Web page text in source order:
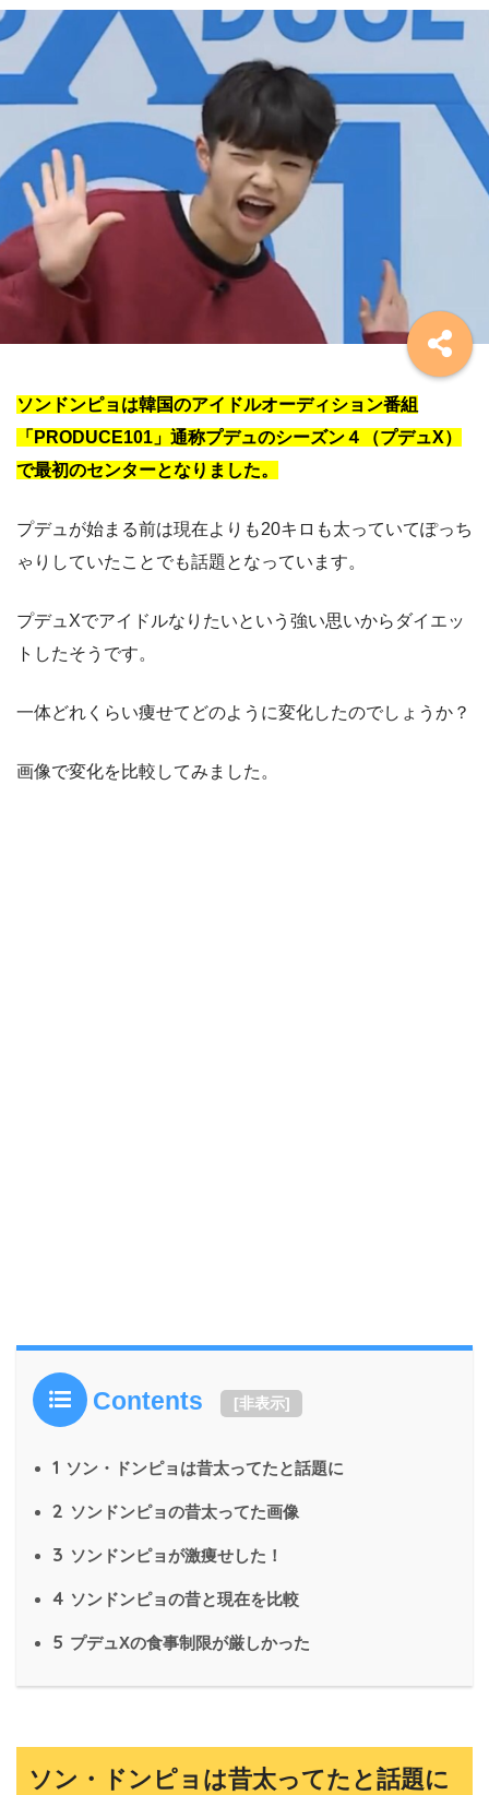
ソンドンピョは韓国のアイドルオーディション番組
「PRODUCE101」通称プデュのシーズン４（プデュX）
で最初のセンターとなりました。
プデュが始まる前は現在よりも20キロも太っていてぽっち
ゃりしていたことでも話題となっています。
プデュXでアイドルなりたいという強い思いからダイエッ
トしたそうです。
一体どれくらい痩せてどのように変化したのでしょうか？
画像で変化を比較してみました。
Contents [非表示]
1 ソン・ドンピョは昔太ってたと話題に
2 ソンドンピョの昔太ってた画像
3 ソンドンピョが激痩せした！
4 ソンドンピョの昔と現在を比較
5 プデュXの食事制限が厳しかった
ソン・ドンピョは昔太ってたと話題に